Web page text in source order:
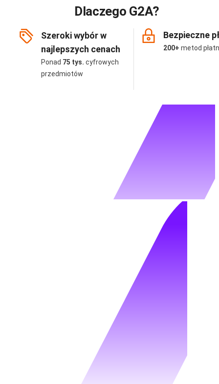
Dlaczego G2A?
Szeroki wybór w
najlepszych cenach
Ponad 75 tys. cyfrowych
przedmiotów
Bezpieczne
200+ metod